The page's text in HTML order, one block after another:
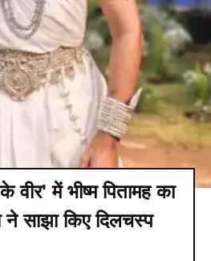
वीर' में भीष्म पितामह का
ने साझा किए दिलचस्प